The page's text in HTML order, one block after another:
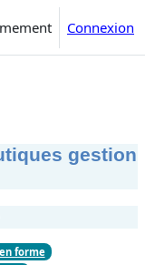
Connexion
gestion
forme